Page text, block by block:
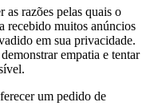
razões pelas quais o
recebido muitos anúncios
em sua privacidade.
empatia e tentar
um pedido de